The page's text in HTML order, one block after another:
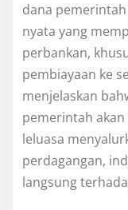
dana
nyata yang
perbankan,
pembiayaan ke
menjelaskan
pemerintah
leluasa
perdagangan,
langsung